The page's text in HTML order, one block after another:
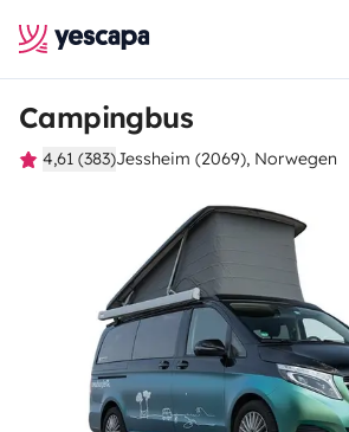
Campingbus
4,61 (383)Jessheim (2069), Norwegen